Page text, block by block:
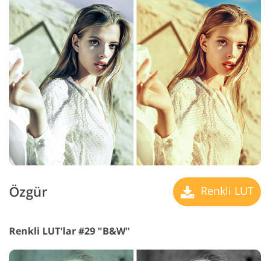
Özgür Renkli LUT
Renkli LUT'lar #29 "B&W"